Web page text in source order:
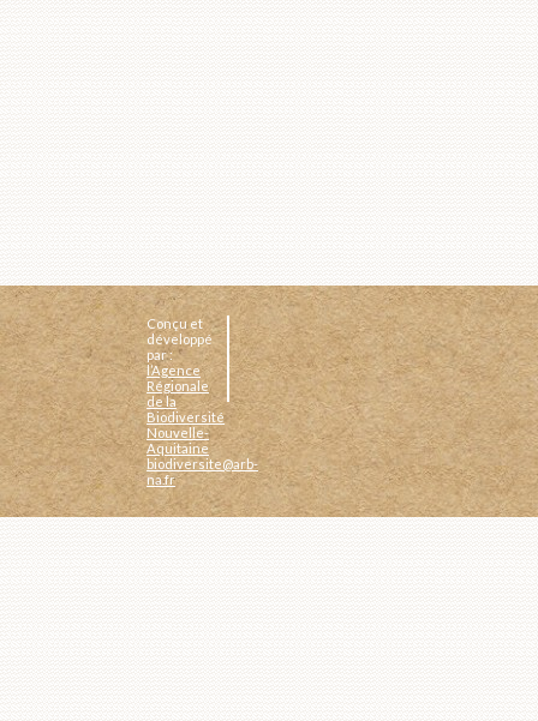
Conçu et
développé
par :
l’Agence
Régionale
de la
Biodiversité
Nouvelle-
Aquitaine
biodiversite@arb-
na.fr